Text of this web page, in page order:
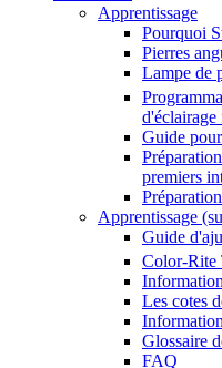
Apprentissage
Pourquoi
Pierres
Lampe de
Guide
premiers
Apprentissage
Guide
Color-Rite
Les cotes
Glossaire
FAQ